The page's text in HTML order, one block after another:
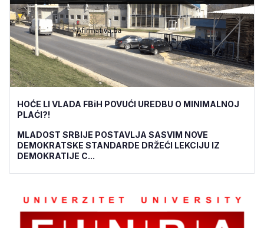
HOĆE LI VLADA FBiH POVUĆI UREDBU O MINIMALNOJ
PLAĆI?!
MLADOST SRBIJE POSTAVLJA SASVIM NOVE
DEMOKRATSKE STANDARDE DRŽEĆI LEKCIJU IZ
DEMOKRATIJE C...